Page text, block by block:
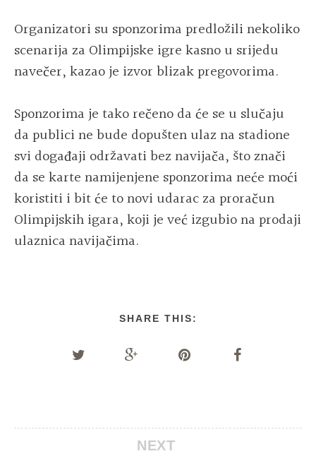
Organizatori su sponzorima predložili nekoliko
scenarija za Olimpijske igre kasno u srijedu
navečer, kazao je izvor blizak pregovorima.
Sponzorima je tako rečeno da će se u slučaju
da publici ne bude dopušten ulaz na stadione
svi događaji održavati bez navijača, što znači
da se karte namijenjene sponzorima neće moći
koristiti i bit će to novi udarac za proračun
Olimpijskih igara, koji je već izgubio na prodaji
ulaznica navijačima.
SHARE THIS:
NEXT